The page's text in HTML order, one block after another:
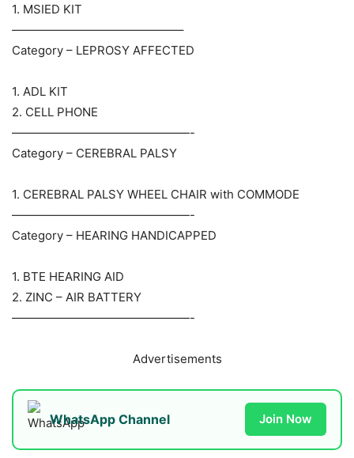
1. MSIED KIT
——————————————–
Category – LEPROSY AFFECTED
1. ADL KIT
2. CELL PHONE
———————————————-
Category – CEREBRAL PALSY
1. CEREBRAL PALSY WHEEL CHAIR with COMMODE
———————————————-
Category – HEARING HANDICAPPED
1. BTE HEARING AID
2. ZINC – AIR BATTERY
———————————————-
Advertisements
WhatsApp Channel Join Now